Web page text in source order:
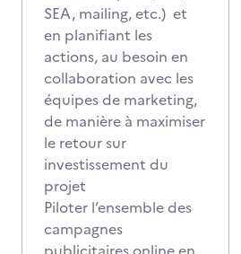
SEA, mailing, etc.) et
en planifiant les
actions, au besoin en
collaboration avec les
équipes de marketing,
de manière à maximiser
le retour sur
investissement du
projet
Piloter l’ensemble des
campagnes